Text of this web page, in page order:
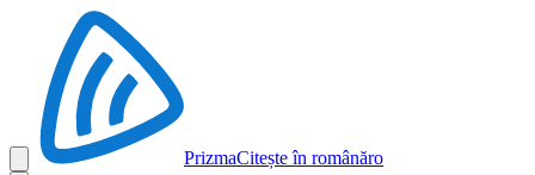
PrizmaCitește în românăro